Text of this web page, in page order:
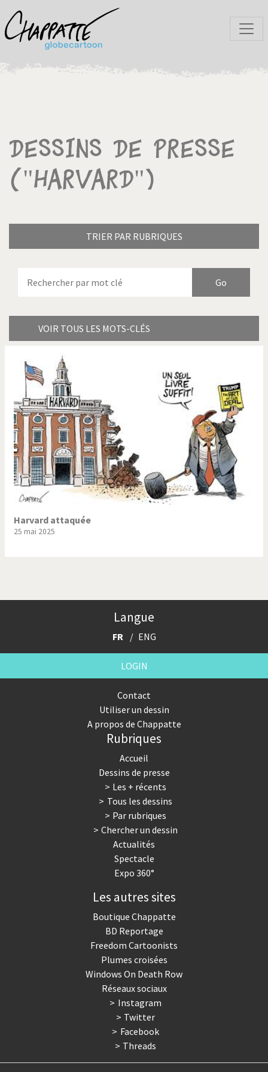
Dessins de presse
("Harvard")
TRIER PAR RUBRIQUES
VOIR TOUS LES MOTS-CLÉS
Bienvenue en Italie
Bye Biden! Catholique ou pas très?
Cybermonde
Du printemps arabe à
l'hiver
Election présidentielle US Guerre en Syrie
Hopp Deutschland Israël - Palestine
L'Amérique et les armes L'Iran tremble
La Chine et nous
La Corée du Nord: guerre ou
Le Best-Of Le boson de Higgs
Pascal Couchepin
Pauvres banques suisses! Peur des virus
SOS l'Europe!
Souvenir de Fukushima Terrorisme
Un monde de foot
Harvard attaquée
25 mai 2025
Langue
FR ENG
LOGIN
Contact
Utiliser un dessin
A propos de Chappatte
Rubriques
Accueil
Dessins de presse
Les + récents
Tous les dessins
Par rubriques
Chercher un dessin
Actualités
Spectacle
Expo 360°
Les autres sites
Boutique Chappatte
BD Reportage
Freedom Cartoonists
Plumes croisées
Windows On Death Row
Réseaux sociaux
Instagram
Twitter
Facebook
Threads